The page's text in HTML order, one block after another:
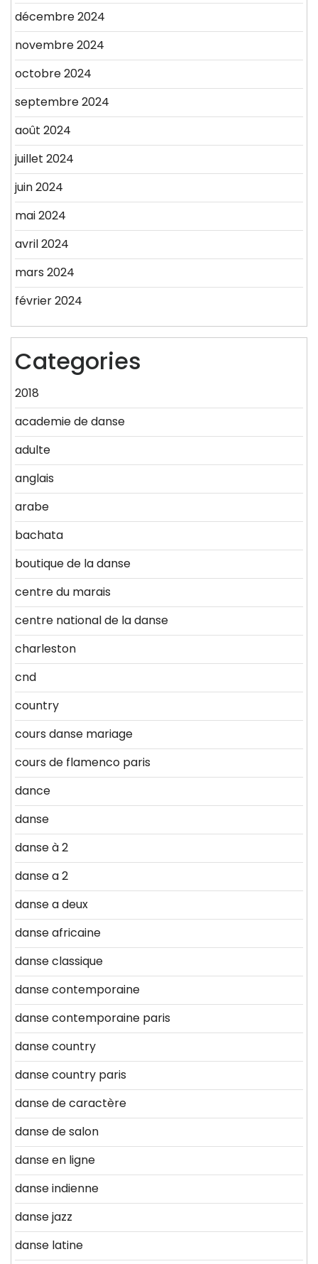
décembre 2024
novembre 2024
octobre 2024
septembre 2024
août 2024
juillet 2024
juin 2024
mai 2024
avril 2024
mars 2024
février 2024
Categories
2018
academie de danse
adulte
anglais
arabe
bachata
boutique de la danse
centre du marais
centre national de la danse
charleston
cnd
country
cours danse mariage
cours de flamenco paris
dance
danse
danse à 2
danse a 2
danse a deux
danse africaine
danse classique
danse contemporaine
danse contemporaine paris
danse country
danse country paris
danse de caractère
danse de salon
danse en ligne
danse indienne
danse jazz
danse latine